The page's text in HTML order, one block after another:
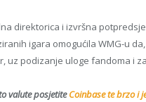
direktorica i izvršna
igara omogućila WMG-u
uz podizanje uloge fandoma i
valute posjetiteCoinbase te brzo i